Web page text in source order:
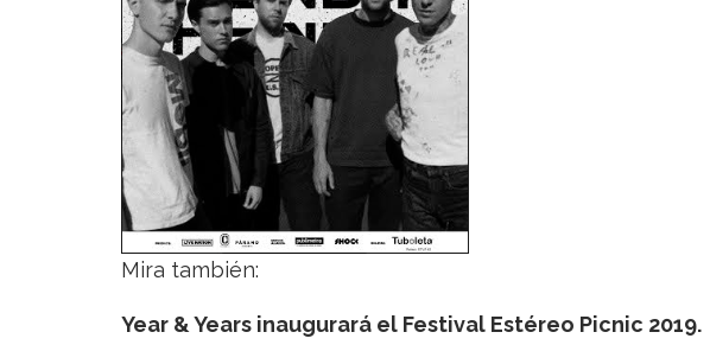
Mira también:
Year & Years inaugurará el Festival Estéreo Picnic 2019.